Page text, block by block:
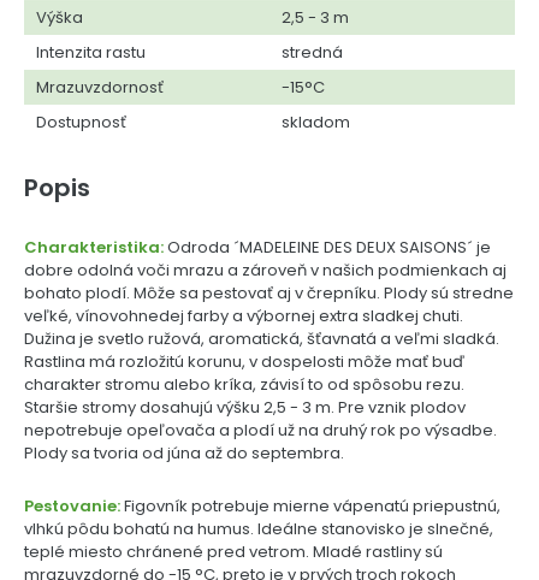
Výška
2,5 - 3 m
Intenzita rastu
stredná
Mrazuvzdornosť
-15°C
Dostupnosť
skladom
Popis
Charakteristika:Odroda ´MADELEINE DES DEUX SAISONS´ je
dobre odolná voči mrazu a zároveň v našich podmienkach aj
bohato plodí. Môže sa pestovať aj v črepníku. Plody sú stredne
veľké, vínovohnedej farby a výbornej extra sladkej chuti.
Dužina je svetlo ružová, aromatická, šťavnatá a veľmi sladká.
Rastlina má rozložitú korunu, v dospelosti môže mať buď
charakter stromu alebo kríka, závisí to od spôsobu rezu.
Staršie stromy dosahujú výšku 2,5 - 3 m. Pre vznik plodov
nepotrebuje opeľovača a plodí už na druhý rok po výsadbe.
Plody sa tvoria od júna až do septembra.
Pestovanie:Figovník potrebuje mierne vápenatú priepustnú,
vlhkú pôdu bohatú na humus. Ideálne stanovisko je slnečné,
teplé miesto chránené pred vetrom. Mladé rastliny sú
mrazuvzdorné do -15 °C, preto je v prvých troch rokoch